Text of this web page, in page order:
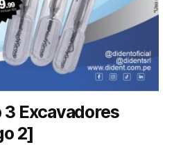
Excavadores
2]